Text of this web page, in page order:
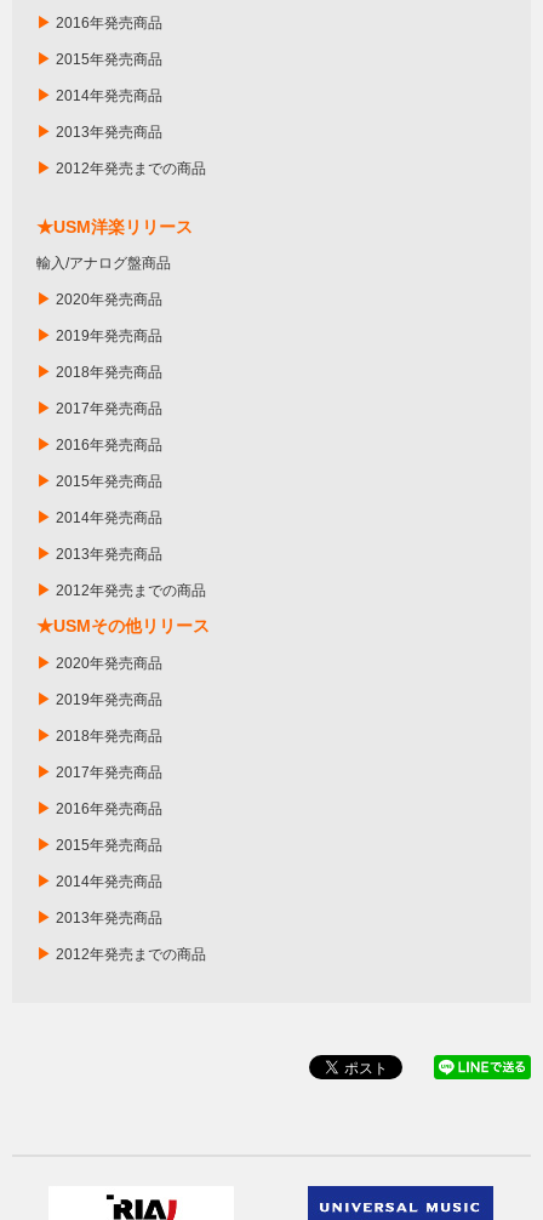
▶ 2016年発売商品
▶ 2015年発売商品
▶ 2014年発売商品
▶ 2013年発売商品
▶ 2012年発売までの商品
★USM洋楽リリース
輸入/アナログ盤商品
▶ 2020年発売商品
▶ 2019年発売商品
▶ 2018年発売商品
▶ 2017年発売商品
▶ 2016年発売商品
▶ 2015年発売商品
▶ 2014年発売商品
▶ 2013年発売商品
▶ 2012年発売までの商品
★USMその他リリース
▶ 2020年発売商品
▶ 2019年発売商品
▶ 2018年発売商品
▶ 2017年発売商品
▶ 2016年発売商品
▶ 2015年発売商品
▶ 2014年発売商品
▶ 2013年発売商品
▶ 2012年発売までの商品